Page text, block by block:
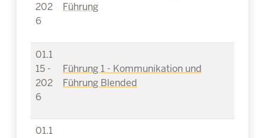
202
6
Führung
01.1
15 -
202
6
Führung 1 - Kommunikation und
Führung Blended
01.1